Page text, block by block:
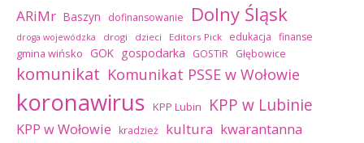
ARiMr Baszyn dofinansowanie Dolny Śląsk
droga wojewódzka drogi dzieci Editors Pick edukacja finanse
gmina wińsko GOK gospodarka GOSTiR Głębowice
komunikat Komunikat PSSE w Wołowie
koronawirus KPP Lubin KPP w Lubinie
KPP w Wołowie kradzież kultura kwarantanna